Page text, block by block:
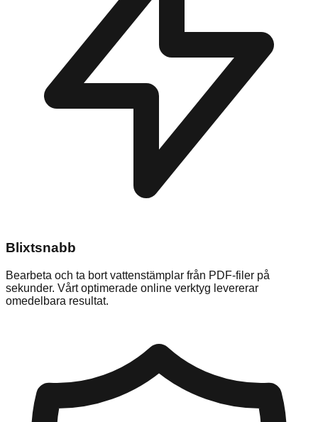
Blixtsnabb
Bearbeta och ta bort vattenstämplar från PDF-filer på
sekunder. Vårt optimerade online verktyg levererar
omedelbara resultat.